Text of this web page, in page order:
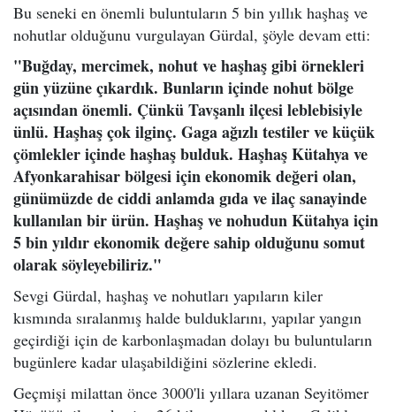
Bu seneki en önemli buluntuların 5 bin yıllık haşhaş ve
nohutlar olduğunu vurgulayan Gürdal, şöyle devam etti:
"Buğday, mercimek, nohut ve haşhaş gibi örnekleri
gün yüzüne çıkardık. Bunların içinde nohut bölge
açısından önemli. Çünkü Tavşanlı ilçesi leblebisiyle
ünlü. Haşhaş çok ilginç. Gaga ağızlı testiler ve küçük
çömlekler içinde haşhaş bulduk. Haşhaş Kütahya ve
Afyonkarahisar bölgesi için ekonomik değeri olan,
günümüzde de ciddi anlamda gıda ve ilaç sanayinde
kullanılan bir ürün. Haşhaş ve nohudun Kütahya için
5 bin yıldır ekonomik değere sahip olduğunu somut
olarak söyleyebiliriz."
Sevgi Gürdal, haşhaş ve nohutları yapıların kiler
kısmında sıralanmış halde bulduklarını, yapılar yangın
geçirdiği için de karbonlaşmadan dolayı bu buluntuların
bugünlere kadar ulaşabildiğini sözlerine ekledi.
Geçmişi milattan önce 3000'li yıllara uzanan Seyitömer